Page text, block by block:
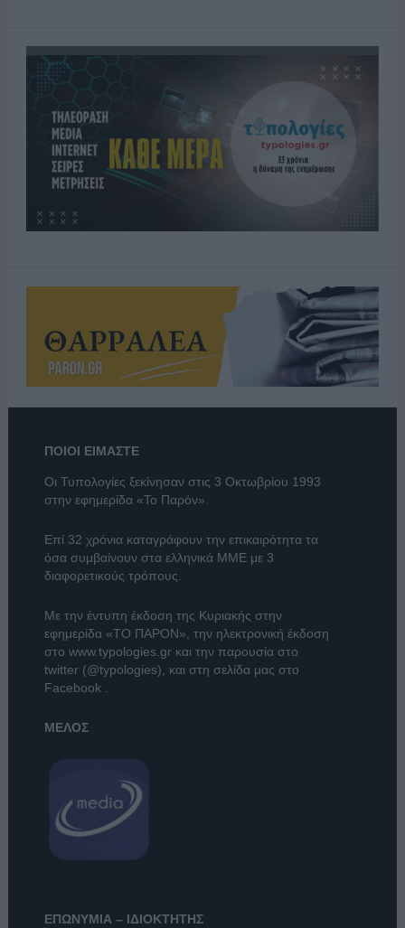
ΠΟΙΟΙ ΕΙΜΑΣΤΕ
Οι Τυπολογίες ξεκίνησαν στις 3 Οκτωβρίου 1993
στην εφημερίδα «Το Παρόν».
Επί 32 χρόνια καταγράφουν την επικαιρότητα τα
όσα συμβαίνουν στα ελληνικά ΜΜΕ με 3
διαφορετικούς τρόπους.
Με την έντυπη έκδοση της Κυριακής στην
εφημερίδα «ΤΟ ΠΑΡΟΝ», την ηλεκτρονική έκδοση
στο www.typologies.grκαι την παρουσία στο
twitter (@typologies), και στη σελίδα μας στο
Facebook .
ΜΕΛΟΣ
ΕΠΩΝΥΜΙΑ – ΙΔΙΟΚΤΗΤΗΣ